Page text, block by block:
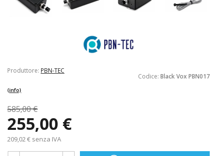
Produttore: PBN-TEC
Codice: Black Vox PBN017
(info)
585,00 €
255,00 €
209,02 € senza IVA